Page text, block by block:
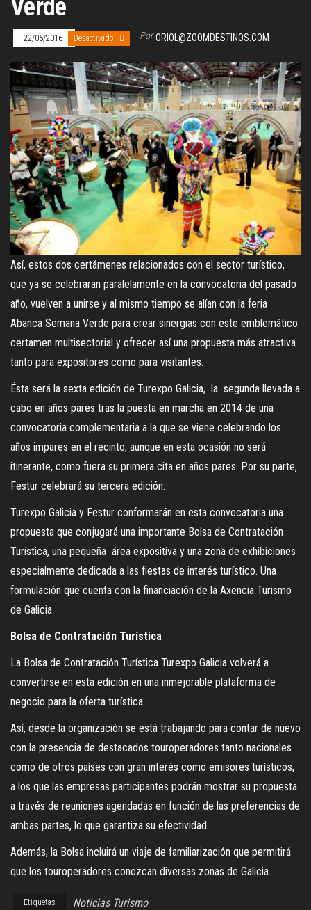
Verde
22/05/2016 Desactivado Por ORIOL@ZOOMDESTINOS.COM
Así, estos dos certámenes relacionados con el sector turístico,
que ya se celebraran paralelamente en la convocatoria del pasado
año, vuelven a unirse y al mismo tiempo se alían con la feria
Abanca Semana Verde para crear sinergias con este emblemático
certamen multisectorial y ofrecer así una propuesta más atractiva
tanto para expositores como para visitantes.
Ésta será la sexta edición de Turexpo Galicia, la segunda llevada a
cabo en años pares tras la puesta en marcha en 2014 de una
convocatoria complementaria a la que se viene celebrando los
años impares en el recinto, aunque en esta ocasión no será
itinerante, como fuera su primera cita en años pares. Por su parte,
Festur celebrará su tercera edición.
Turexpo Galicia y Festur conformarán en esta convocatoria una
propuesta que conjugará una importante Bolsa de Contratación
Turística, una pequeña área expositiva y una zona de exhibiciones
especialmente dedicada a las fiestas de interés turístico. Una
formulación que cuenta con la financiación de la Axencia Turismo
de Galicia.
Bolsa de Contratación Turística
La Bolsa de Contratación Turística Turexpo Galicia volverá a
convertirse en esta edición en una inmejorable plataforma de
negocio para la oferta turística.
Así, desde la organización se está trabajando para contar de nuevo
con la presencia de destacados touroperadores tanto nacionales
como de otros países con gran interés como emisores turísticos,
a los que las empresas participantes podrán mostrar su propuesta
a través de reuniones agendadas en función de las preferencias de
ambas partes, lo que garantiza su efectividad.
Además, la Bolsa incluirá un viaje de familiarización que permitirá
que los touroperadores conozcan diversas zonas de Galicia.
Etiquetas Noticias Turismo